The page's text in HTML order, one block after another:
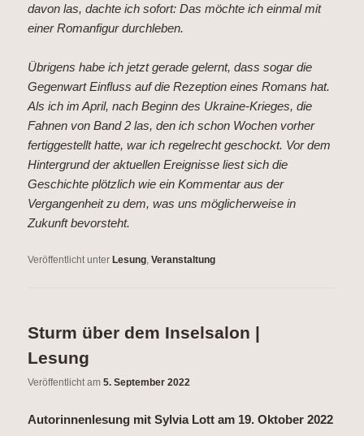
davon las, dachte ich sofort: Das möchte ich einmal mit
einer Romanfigur durchleben.
Übrigens habe ich jetzt gerade gelernt, dass sogar die
Gegenwart Einfluss auf die Rezeption eines Romans hat.
Als ich im April, nach Beginn des Ukraine-Krieges, die
Fahnen von Band 2 las, den ich schon Wochen vorher
fertiggestellt hatte, war ich regelrecht geschockt. Vor dem
Hintergrund der aktuellen Ereignisse liest sich die
Geschichte plötzlich wie ein Kommentar aus der
Vergangenheit zu dem, was uns möglicherweise in
Zukunft bevorsteht.
Veröffentlicht unter Lesung,Veranstaltung
Sturm über dem Inselsalon |
Lesung
Veröffentlicht am5. September 2022
Autorinnenlesung mit Sylvia Lott am 19. Oktober 2022